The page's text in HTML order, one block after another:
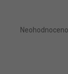
Průměrné
Neohodnoceno